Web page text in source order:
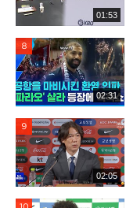
01:53
02:31
02:05